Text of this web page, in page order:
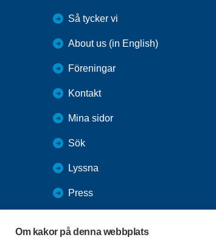
Om kakor på denna webbplats
Så tycker vi
About us (in English)
Föreningar
Kontakt
Mina sidor
Sök
Lyssna
Press